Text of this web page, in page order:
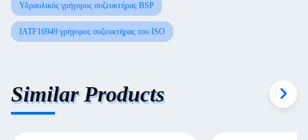
Υδραυλικός γρήγορος συζευκτήρας BSP
IATF16949 γρήγορος συζευκτήρας του ISO
Similar Products